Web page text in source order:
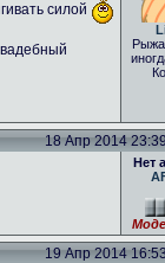
силой
18 Апр 2014
Нет
19 Апр 2014